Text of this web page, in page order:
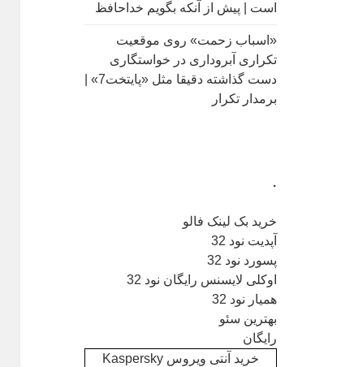
است | پیش از آنکه بگویم خداحافظ
«اسباب زحمت» روی موقعیت
تکراری آبروداری در خواستگاری
دست گذاشته دقیقا مثل «پایتخت7» |
برمدار تکرار
.
خرید بک لینک فالو
آپدیت نود 32
پسورد نود 32
اوکلی لایسنس رایگان نود 32
همیار نود 32
بهترین سئو
رایگان
خرید آنتی ویروس Kaspersky